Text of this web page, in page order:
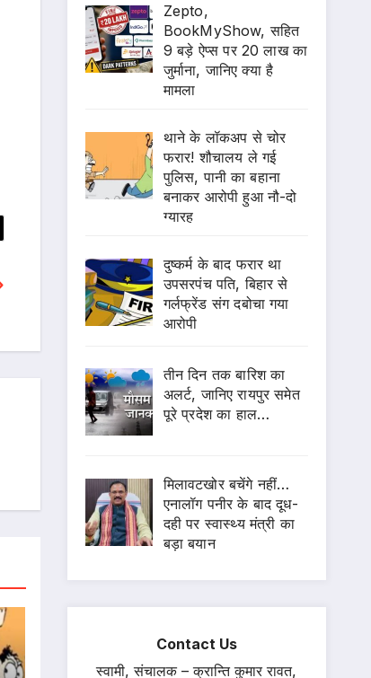
Zepto,
BookMyShow, सहित
9 बड़े ऐप्स पर 20 लाख का
जुर्माना, जानिए क्या है
मामला
थाने के लॉकअप से चोर
फरार! शौचालय ले गई
पुलिस, पानी का बहाना
बनाकर आरोपी हुआ नौ-दो
ग्यारह
दुष्कर्म के बाद फरार था
उपसरपंच पति, बिहार से
गर्लफ्रेंड संग दबोचा गया
आरोपी
तीन दिन तक बारिश का
अलर्ट, जानिए रायपुर समेत
पूरे प्रदेश का हाल…
मिलावटखोर बचेंगे नहीं…
एनालॉग पनीर के बाद दूध-
दही पर स्वास्थ्य मंत्री का
बड़ा बयान
Contact Us
स्वामी, संचालक – क्रान्ति कुमार रावत,